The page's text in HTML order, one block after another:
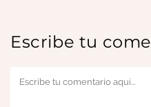
Escribe tu